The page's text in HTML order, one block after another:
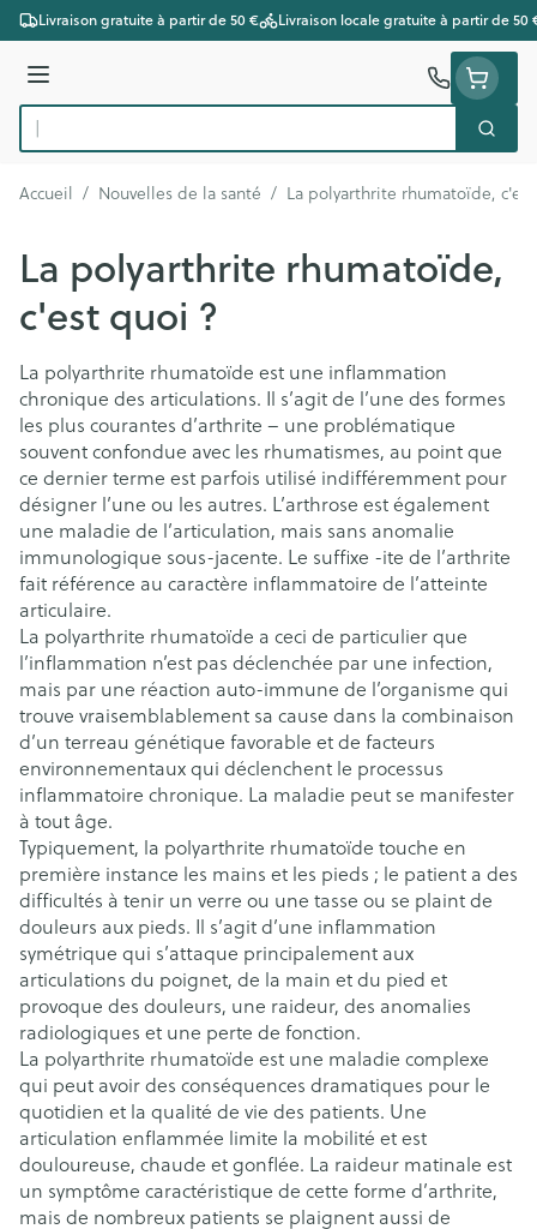
Aller au contenu
Livraison gratuite à partir de 50 € Livraison locale gratuite à partir de 50
Menu
Rechercher
Accueil / Nouvelles de la santé / La polyarthrite rhumatoïde,
La polyarthrite rhumatoïde,
c'est quoi ?
La polyarthrite rhumatoïde est une inflammation
chronique des articulations. Il s’agit de l’une des formes
les plus courantes d’arthrite – une problématique
souvent confondue avec les rhumatismes, au point que
ce dernier terme est parfois utilisé indifféremment pour
désigner l’une ou les autres. L’arthrose est également
une maladie de l’articulation, mais sans anomalie
immunologique sous-jacente. Le suffixe -ite de l’arthrite
fait référence au caractère inflammatoire de l’atteinte
articulaire.
La polyarthrite rhumatoïde a ceci de particulier que
l’inflammation n’est pas déclenchée par une infection,
mais par une réaction auto-immune de l’organisme qui
trouve vraisemblablement sa cause dans la combinaison
d’un terreau génétique favorable et de facteurs
environnementaux qui déclenchent le processus
inflammatoire chronique. La maladie peut se manifester
à tout âge.
Typiquement, la polyarthrite rhumatoïde touche en
première instance les mains et les pieds ; le patient a des
difficultés à tenir un verre ou une tasse ou se plaint de
douleurs aux pieds. Il s’agit d’une inflammation
symétrique qui s’attaque principalement aux
articulations du poignet, de la main et du pied et
provoque des douleurs, une raideur, des anomalies
radiologiques et une perte de fonction.
La polyarthrite rhumatoïde est une maladie complexe
qui peut avoir des conséquences dramatiques pour le
quotidien et la qualité de vie des patients. Une
articulation enflammée limite la mobilité et est
douloureuse, chaude et gonflée. La raideur matinale est
un symptôme caractéristique de cette forme d’arthrite,
mais de nombreux patients se plaignent aussi de